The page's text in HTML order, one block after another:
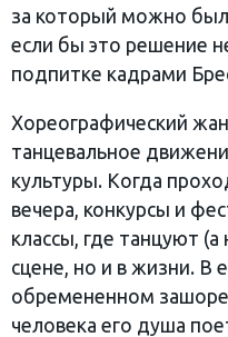
за который можно
если бы это решение
подпитке кадрами
Хореографический
танцевальное
культуры. Когда
вечера, конкурсы и
классы, где танцуют (а
сцене, но и в жизни. В
обремененном
человека его душа